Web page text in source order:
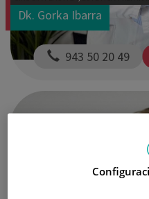
Dk. Gorka Ibarra
943 50 20 49